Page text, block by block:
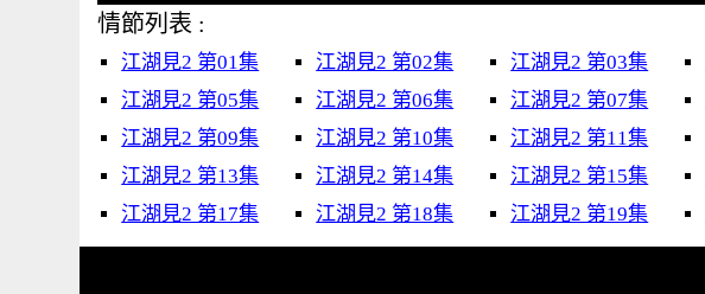
情節列表 :
江湖見2 第01集 江湖見2 第02集 江湖見2 第03集
江湖見2 第05集
江湖見2 第06集 江湖見2 第07集
江湖見2 第09集
江湖見2 第10集 江湖見2 第11集
江湖見2 第13集
江湖見2 第14集 江湖見2 第15集
江湖見2 第17集
江湖見2 第18集 江湖見2 第19集